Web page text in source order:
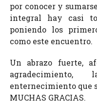
por conocer y
integral hay casi
poniendo los
como este encuentro.
Un abrazo fuerte,
enternecimiento que
MUCHAS GRACIAS.